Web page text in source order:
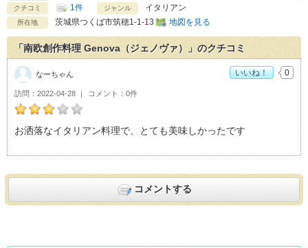
クチコミ 1件 ジャンル イタリアン
所在地 茨城県つくば市筑穂1-1-13 地図を見る
「南欧創作料理 Genova（ジェノヴァ）」のクチコミ
なーちゃんの南欧創作料理 Genova（ジェノヴァ）おすすめ
お洒落なイタリアン料理で、とても美味しかったです
訪問 2022-04-28 コメント 0件
なーちゃん いいね！ 0
コメントする